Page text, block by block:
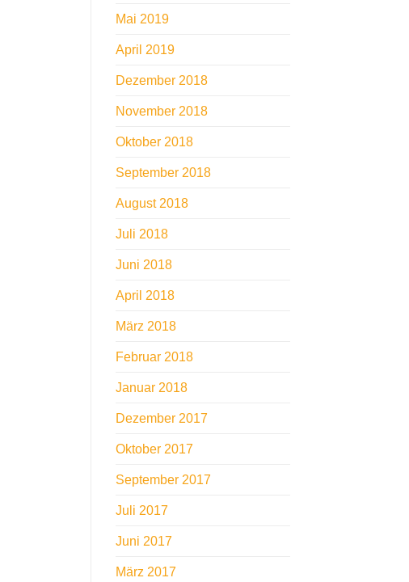
Mai 2019
April 2019
Dezember 2018
November 2018
Oktober 2018
September 2018
August 2018
Juli 2018
Juni 2018
April 2018
März 2018
Februar 2018
Januar 2018
Dezember 2017
Oktober 2017
September 2017
Juli 2017
Juni 2017
März 2017